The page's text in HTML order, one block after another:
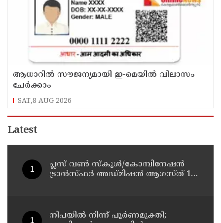
ആധാറിൽ സൗജന്യമായി ഇ-മെയിൽ വിലാസം
ചേർക്കാം
SAT,8 AUG 2026
Latest
പ്ലസ് വൺ സ്‌കൂൾ/കോമ്പിനേഷൻ
ട്രാൻസ്ഫർ അഡ്മിഷൻ ആഗസ്ത് 10,
നിപയിൽ നിന്ന് പൂർണമുക്തി;